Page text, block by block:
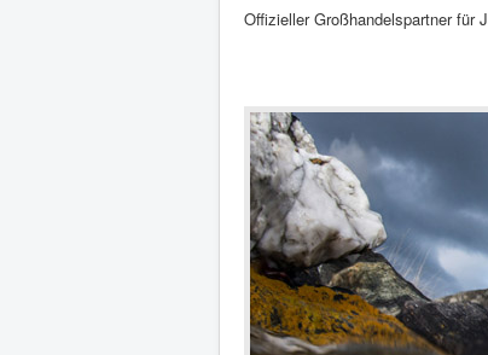
Offizieller Großhandelspartner für